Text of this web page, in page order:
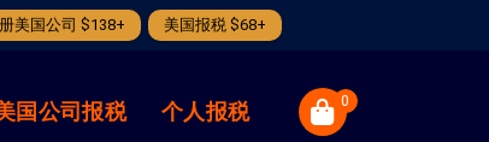
美国公司 $138+ 美国报税 $68+
国公司报税 个人报税 0